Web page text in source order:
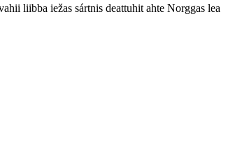
liibba iežas sártnis deattuhit ahte Norggas lea